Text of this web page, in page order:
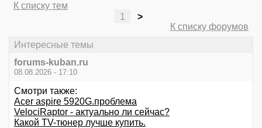
К списку тем
1
>
К списку форумов
Интересные темы
forums-kuban.ru
08.08.2026 - 17:10
Смотри также:
Acer aspire 5920G.проблема
VelociRaptor - актуально ли сейчас?
Какой TV-тюнер лучше купить.